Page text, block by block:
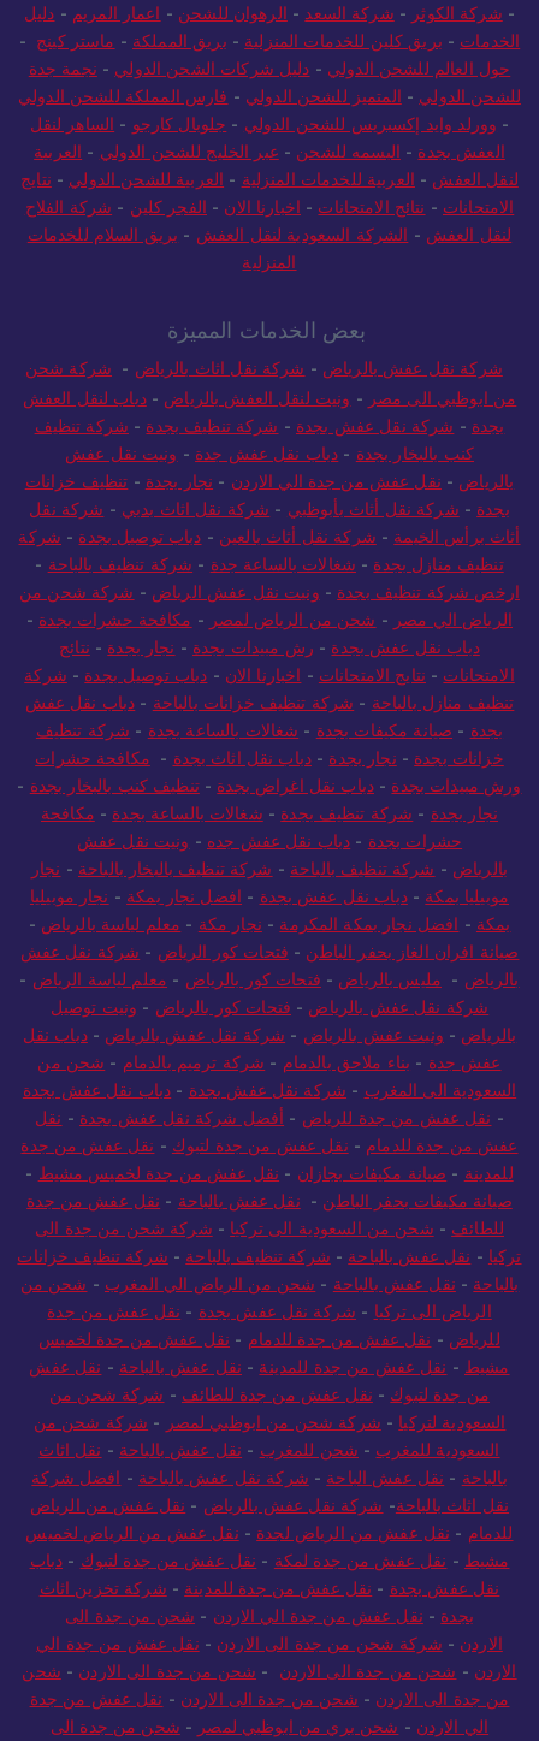
- شركة الكوثر - شركة السعد - الرهوان للشحن - اعمار المريم - دليل
الخدمات - بريق كلين للخدمات المنزلية - بريق المملكة - ماستر كينج -
حول العالم للشحن الدولي - دليل شركات الشحن الدولي - نجمة جدة
للشحن الدولي - المتميز للشحن الدولي - فارس المملكة للشحن الدولي
- وورلد وايد إكسبريس للشحن الدولي - جلوبال كارجو - الساهر لنقل
العفش بجدة - البسمه للشحن - عبر الخليج للشحن الدولي - العربية
لنقل العفش - العربية للخدمات المنزلية - العربية للشحن الدولي - نتايج
الامتحانات - نتائج الامتحانات - اخبارنا الان - الفجر كلين - شركة الفلاح
لنقل العفش - الشركة السعودية لنقل العفش - بريق السلام للخدمات
المنزلية
بعض الخدمات المميزة
شركة نقل عفش بالرياض - شركة نقل اثاث بالرياض - شركة شحن
من ابوظبي الى مصر - ونيت لنقل العفش بالرياض -دباب لنقل العفش
بجدة - شركة نقل عفش بجدة - شركة تنظيف بجدة - شركة تنظيف
كنب بالبخار بجدة - دباب نقل عفش جدة - ونيت نقل عفش
بالرياض - نقل عفش من جدة الي الاردن - نجار بجدة - تنظيف خزانات
بجدة - شركة نقل أثاث بأبوظبي - شركة نقل اثاث بدبي - شركة نقل
أثاث برأس الخيمة - شركة نقل أثاث بالعين - دباب توصيل بجدة - شركة
تنظيف منازل بجدة - شغالات بالساعة جدة - شركة تنظيف بالباحة -
ارخص شركة تنظيف بجدة - ونيت نقل عفش الرياض - شركة شحن من
الرياض الي مصر - شحن من الرياض لمصر - مكافحة حشرات بجدة -
دباب نقل عفش بجدة - رش مبيدات بجدة - نجار بجدة - نتائج
الامتحانات - نتايج الامتحانات - اخبارنا الان - دباب توصيل بجدة - شركة
تنظيف منازل بالباحة - شركة تنظيف خزانات بالباحة - دباب نقل عفش
بجدة - صيانة مكيفات بجدة - شغالات بالساعة بجدة - شركة تنظيف
خزانات بجدة - نجار بجدة - دباب نقل اثاث بجدة - مكافحة حشرات
ورش مبيدات بجدة -دباب نقل اغراض بجدة -تنظيف كنب بالبخار بجدة -
نجار بجدة - شركة تنظيف بجدة - شغالات بالساعة بجدة - مكافحة
حشرات بجدة - دباب نقل عفش جده - ونيت نقل عفش
بالرياض - شركة تنظيف بالباحة - شركة تنظيف بالبخار بالباحة - نجار
موبيليا بمكة -دباب نقل عفش بجدة - افضل نجار بمكة - نجار موبيليا
بمكة - افضل نجار بمكة المكرمة - نجار مكة - معلم لياسة بالرياض -
صيانة افران الغاز بحفر الباطن - فتحات كور الرياض - شركة نقل عفش
بالرياض - مليس بالرياض - فتحات كور بالرياض - معلم لياسة الرياض -
شركة نقل عفش بالرياض - فتحات كور بالرياض - ونيت توصيل
بالرياض - ونيت عفش بالرياض - شركة نقل عفش بالرياض -دباب نقل
عفش جدة - بناء ملاحق بالدمام - شركة ترميم بالدمام - شحن من
السعودية الى المغرب - شركة نقل عفش بجدة - دباب نقل عفش بجدة
- نقل عفش من جدة للرياض - أفضل شركة نقل عفش بجدة - نقل
عفش من جدة للدمام - نقل عفش من جدة لتبوك - نقل عفش من جدة
للمدينة - صيانة مكيفات بجازان - نقل عفش من جدة لخميس مشيط -
صيانة مكيفات بحفر الباطن - نقل عفش بالباحة - نقل عفش من جدة
للطائف - شحن من السعودية الى تركيا - شركة شحن من جدة الى
تركيا - نقل عفش بالباحة - شركة تنظيف بالباحة - شركة تنظيف خزانات
بالباحة - نقل عفش بالباحة - شحن من الرياض الي المغرب - شحن من
الرياض الى تركيا - شركة نقل عفش بجدة - نقل عفش من جدة
للرياض - نقل عفش من جدة للدمام - نقل عفش من جدة لخميس
مشيط - نقل عفش من جدة للمدينة - نقل عفش بالباحة - نقل عفش
من جدة لتبوك - نقل عفش من جدة للطائف - شركة شحن من
السعودية لتركيا - شركة شحن من ابوظبي لمصر - شركة شحن من
السعودية للمغرب - شحن للمغرب - نقل عفش بالباحة - نقل اثاث
بالباحة - نقل عفش الباحة - شركة نقل عفش بالباحة - افضل شركة
نقل اثاث بالباحة- شركة نقل عفش بالرياض - نقل عفش من الرياض
للدمام - نقل عفش من الرياض لجدة - نقل عفش من الرياض لخميس
مشيط - نقل عفش من جدة لمكة - نقل عفش من جدة لتبوك - دباب
نقل عفش بجدة - نقل عفش من جدة للمدينة - شركة تخزين اثاث
بجدة - نقل عفش من جدة الي الاردن - شحن من جدة الى
الاردن - شركة شحن من جدة الى الاردن - نقل عفش من جدة الي
الاردن - شحن من جدة الى الاردن - شحن من جدة الى الاردن - شحن
من جدة الى الاردن - شحن من جدة الى الاردن - نقل عفش من جدة
الي الاردن - شحن بري من ابوظبي لمصر - شحن من جدة الى